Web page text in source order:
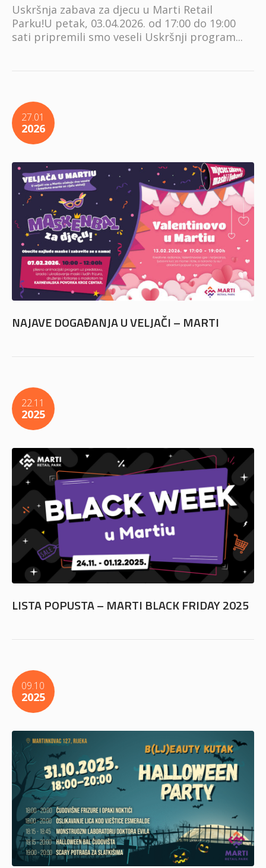
Uskršnja zabava za djecu u Marti Retail
Parku!U petak, 03.04.2026. od 17:00 do 19:00
sati pripremili smo veseli Uskršnji program...
27.01
2026
NAJAVE DOGAĐANJA U VELJAČI – MARTI
22.11
2025
LISTA POPUSTA – MARTI BLACK FRIDAY 2025
09.10
2025